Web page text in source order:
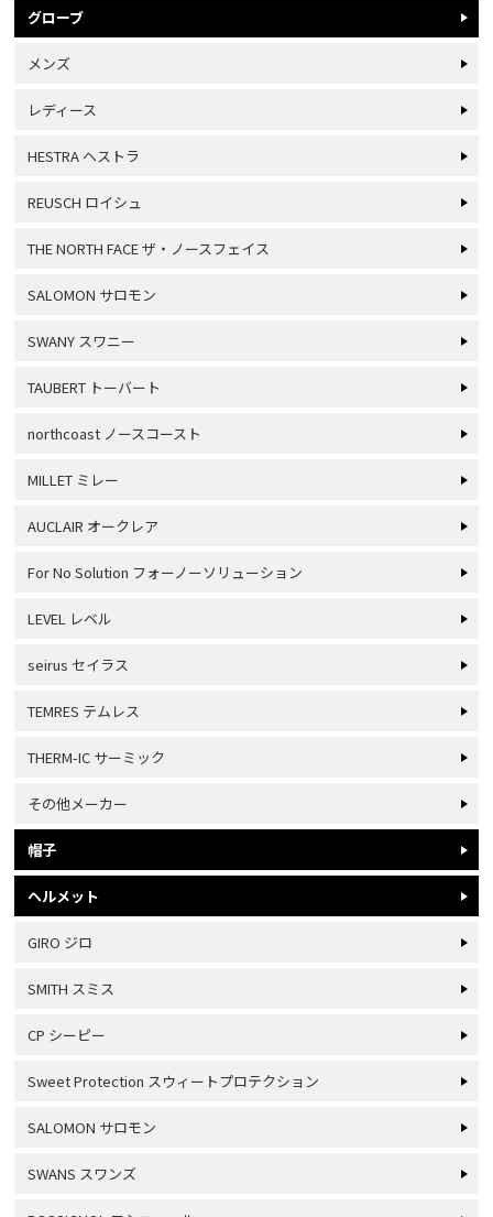
グローブ
メンズ
レディース
HESTRA ヘストラ
REUSCH ロイシュ
THE NORTH FACE ザ・ノースフェイス
SALOMON サロモン
SWANY スワニー
TAUBERT トーバート
northcoast ノースコースト
MILLET ミレー
AUCLAIR オークレア
For No Solution フォーノーソリューション
LEVEL レベル
seirus セイラス
TEMRES テムレス
THERM-IC サーミック
その他メーカー
帽子
ヘルメット
GIRO ジロ
SMITH スミス
CP シーピー
Sweet Protection スウィートプロテクション
SALOMON サロモン
SWANS スワンズ